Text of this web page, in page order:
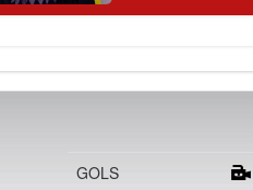
GOLS